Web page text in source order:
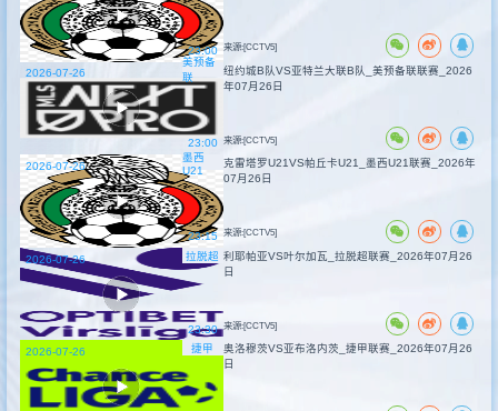
23:00 来源:[CCTV5]
美预备
联
23:00
2026-07-26
纽约城B队VS亚特兰大联B队_美预备联联赛_2026
年07月26日
来源:[CCTV5]
墨西
U21
23:15
2026-07-26
克雷塔罗U21VS帕丘卡U21_墨西U21联赛_2026年
07月26日
来源:[CCTV5]
拉脱超
23:30
2026-07-26
利耶帕亚VS叶尔加瓦_拉脱超联赛_2026年07月26
日
来源:[CCTV5]
捷甲
2026-07-26
奥洛穆茨VS亚布洛内茨_捷甲联赛_2026年07月26
日